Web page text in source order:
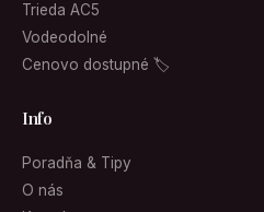
Trieda AC5
Vodeodolné
Cenovo dostupné 🏷
Info
Poradňa & Tipy
O nás